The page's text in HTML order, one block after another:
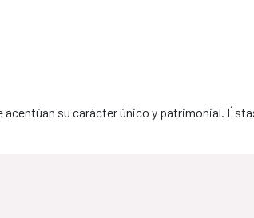
su carácter único y patrimonial.